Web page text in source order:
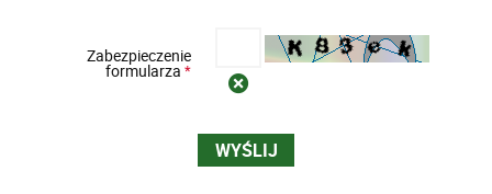
Zabezpieczenie
formularza*